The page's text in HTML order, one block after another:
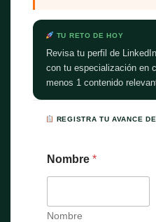
TU RETO DE HOY
Revisa tu perfil de
con tu especialización en
menos 1 contenido
REGISTRA TU AVANCE
Nombre *
Nombre